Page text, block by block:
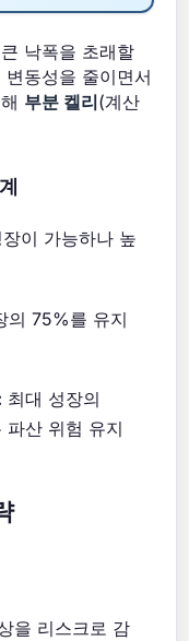
낙폭을 초래할
동성을 줄이면서
부분 켈리(계산
이 가능하나 높
의 75%를 유지
최대 성장의
산 위험 유지
을 리스크로 감